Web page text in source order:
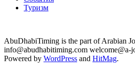
Туризм
AbuDhabiTiming is the part of Arabian
info@abudhabitiming.com welcome@a-
Powered by WordPress and HitMag.